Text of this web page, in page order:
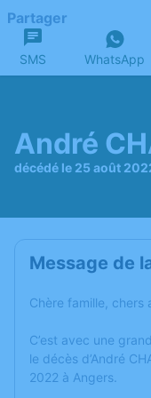
Partager
SMS WhatsApp
André
décédé le 25 août
Message de
Chère famille, chers
C’est avec une
le décès d’André
2022 à Angers.